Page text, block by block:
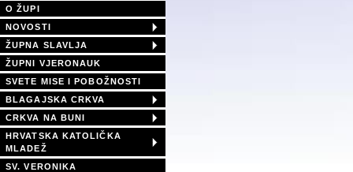
O ŽUPI
NOVOSTI
ŽUPNA SLAVLJA
ŽUPNI VJERONAUK
SVETE MISE I POBOŽNOSTI
BLAGAJSKA CRKVA
CRKVA NA BUNI
HRVATSKA KATOLIČKA
MLADEŽ
SV. VERONIKA